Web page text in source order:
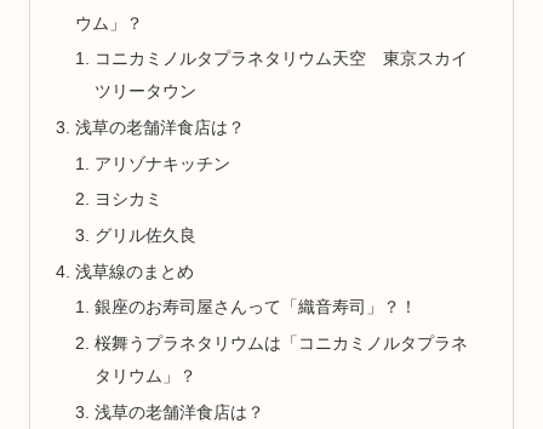
ウム」？
コニカミノルタプラネタリウム天空 東京スカイ
ツリータウン
浅草の老舗洋食店は？
アリゾナキッチン
ヨシカミ
グリル佐久良
浅草線のまとめ
銀座のお寿司屋さんって「織音寿司」？！
桜舞うプラネタリウムは「コニカミノルタプラネ
タリウム」？
浅草の老舗洋食店は？